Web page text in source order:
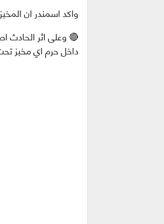
واكد اسمندر ان
🔴 وعلى اثر الحادث
داخل حرم اي مخبز تحت